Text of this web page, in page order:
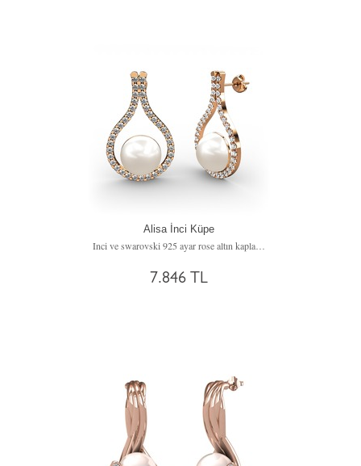
Alisa İnci Küpe
Inci ve swarovski 925 ayar rose altın kaplama gümüş küpe
7.846 TL